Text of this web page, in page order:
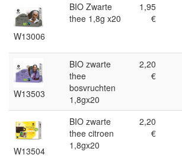
W13006
BIO Zwarte
thee 1,8g x20
1,95
€
W13503
BIO zwarte
thee
bosvruchten
1,8gx20
2,20
€
W13504
BIO zwarte
thee citroen
1,8gx20
2,20
€